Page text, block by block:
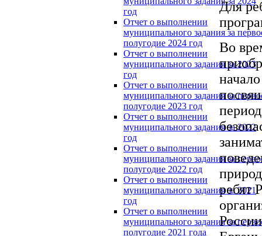
год
Отчет о выполнении
муниципального задания за
полугодие 2024 год
Отчет о выполнении
муниципального задания за 2023
год
Отчет о выполнении
муниципального задания за
полугодие 2023 год
Отчет о выполнении
муниципального задания за 2022
год
Отчет о выполнении
муниципального задания за
полугодие 2022 год
Отчет о выполнении
муниципального задания за 2021
год
Отчет о выполнении
муниципального задания за
полугодие 2021 года
Для
Во
ребят